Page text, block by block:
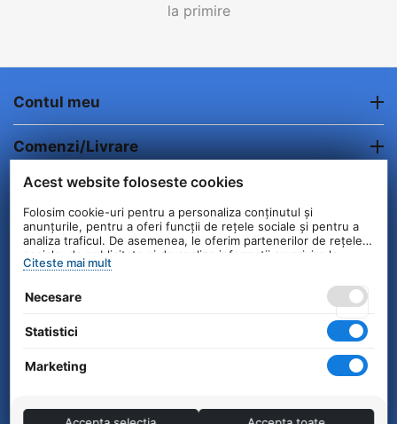
la primire
Contul meu
Comenzi/Livrare
Informatii clienti
Contact
Configurat —
Acest website foloseste cookies
Folosim cookie-uri pentru a personaliza conținutul și
anunțurile, pentru a oferi funcții de rețele sociale și pentru a
analiza traficul. De asemenea, le oferim partenerilor de rețele
sociale, de publicitate și de analize informații cu privire la
modul în care folosiți site-ul nostru. Aceștia le pot combina cu
serviciilor lor.
Citeste mai mult
Necesare
Statistici
Marketing